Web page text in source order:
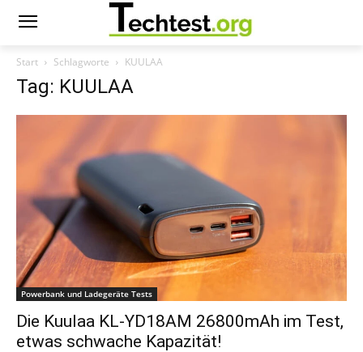
Start Schlagworte KUULAA
Tag: KUULAA
Powerbank und Ladegeräte Tests
Die Kuulaa KL-YD18AM 26800mAh im Test,
etwas schwache Kapazität!